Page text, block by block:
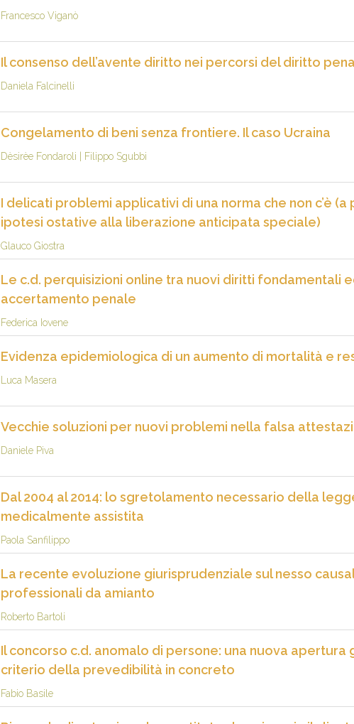
Francesco Viganò
Il consenso dell’avente diritto nei percorsi del diritto
Daniela Falcinelli
Congelamento di beni senza frontiere. Il caso Ucraina
Dèsirèe Fondaroli Filippo Sgubbi
I delicati problemi applicativi di una norma che non c’è
ipotesi ostative alla liberazione anticipata speciale)
Glauco Giostra
Le c.d. perquisizioni online tra nuovi diritti fondamentali
accertamento penale
Federica Iovene
Evidenza epidemiologica di un aumento di mortalità e
Luca Masera
Vecchie soluzioni per nuovi problemi nella falsa
Daniele Piva
Dal 2004 al 2014: lo sgretolamento necessario della
medicalmente assistita
Paola Sanfilippo
La recente evoluzione giurisprudenziale sul nesso
professionali da amianto
Roberto Bartoli
Il concorso c.d. anomalo di persone: una nuova apertura
criterio della prevedibilità in concreto
Fabio Basile